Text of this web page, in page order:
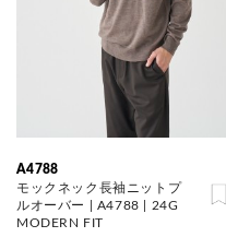
A4788
モックネック長袖ニットプ
ルオーバー | A4788 | 24G
MODERN FIT